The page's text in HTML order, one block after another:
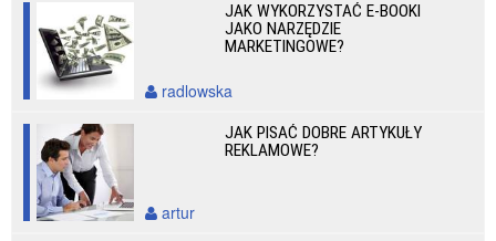
JAK WYKORZYSTAĆ E-BOOKI
JAKO NARZĘDZIE
MARKETINGOWE?
radlowska
JAK PISAĆ DOBRE ARTYKUŁY
REKLAMOWE?
artur